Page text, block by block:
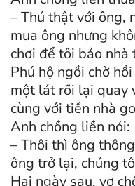
– Thú thật với ông,
mua ông nhưng
chơi để tôi bảo nhà
Phú hộ ngồi chờ
một lát rồi lại quay
cùng với tiền nhà
Anh chồng liền nói:
– Thôi thì ông
ông trở lại, chúng
Hai ngày sau, vợ